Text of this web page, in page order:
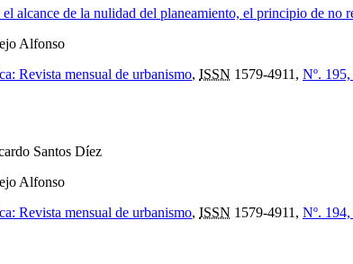
el alcance de la nulidad del planeamiento, el principio de
Alfonso
Revista mensual de urbanismo, ISSN 1579-4911, Nº.
Santos Díez
Alfonso
Revista mensual de urbanismo, ISSN 1579-4911, Nº.